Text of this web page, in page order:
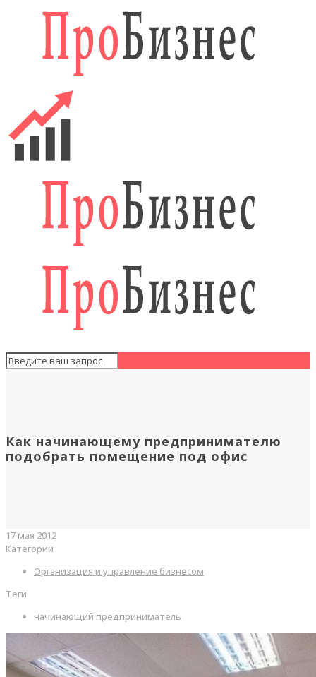
Как начинающему предпринимателю
подобрать помещение под офис
17 мая 2012
Категории
Организация и управление бизнесом
Теги
начинающий предприниматель